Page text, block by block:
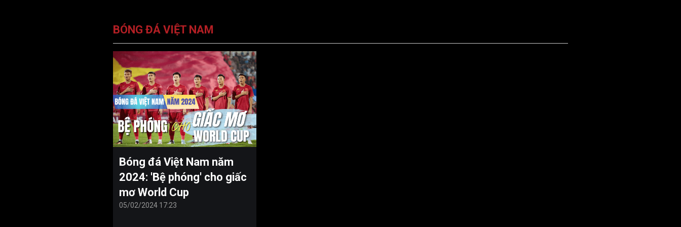
BÓNG ĐÁ VIỆT NAM
Bóng đá Việt Nam năm
2024: 'Bệ phóng' cho giấc
mơ World Cup
05/02/2024 17:23